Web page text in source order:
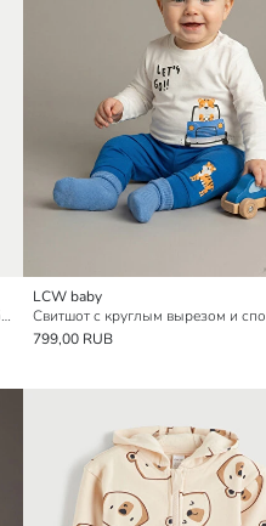
Цветочный комплект для девочек: футболка и штаны, 2 штуки
LCW baby
799,00 RUB